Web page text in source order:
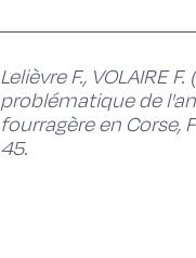
Lelièvre F., VOLAIRE
problématique de
fourragère en Corse,
45.